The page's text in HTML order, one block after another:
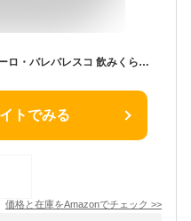
【イタリアワインの王&女王】バローロ・バレバレスコ 飲みくらべ 赤ワイン 2本 ギフトセット 木目調ギフトボックス入 [ 750ml×2本 ] [ギフトBox入り]
トでみる
価格と在庫をAmazonでチェック >>